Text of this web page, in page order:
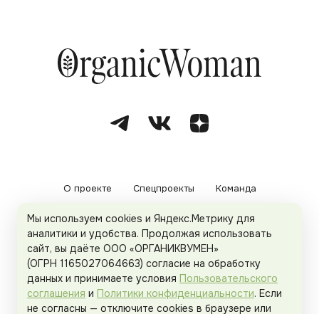
О проекте Спецпроекты Команда
Рекламодателям Политика конфиденциальности
Пользовательское соглашение
Мы используем cookies и Яндекс.Метрику для
аналитики и удобства. Продолжая использовать
сайт, вы даёте ООО «ОРГАНИКВУМЕН»
(ОГРН 1165027064663) согласие на обработку
данных и принимаете условия Пользовательского
соглашения и Политики конфиденциальности. Если
не согласны — отключите cookies в браузере или